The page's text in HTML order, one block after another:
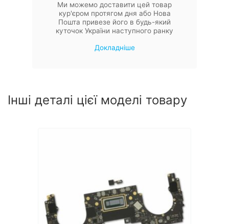
Ми можемо доставити цей товар
кур'єром протягом дня або Нова
Пошта привезе його в будь-який
куточок України наступного ранку
Докладніше
Інші деталі цієї моделі товару